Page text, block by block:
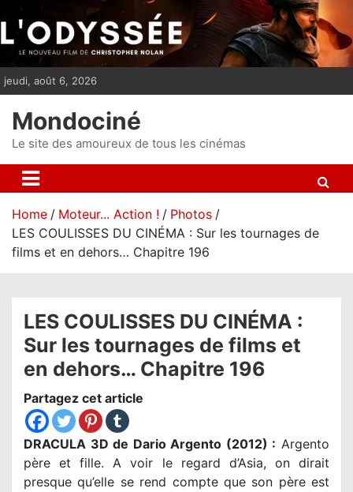
i
p
t
n
jeudi, août 6, 2026
Mondociné
Le site des amoureux de tous les cinémas
Home Moteur... Action !
Photos
LES COULISSES DU CINÉMA : Sur les tournages de
films et en dehors… Chapitre 196
LES COULISSES DU CINÉMA :
Sur les tournages de films et
en dehors… Chapitre 196
Partagez cet article
DRACULA 3D de Dario Argento (2012) : Argento
père et fille. A voir le regard d’Asia, on dirait
presque qu’elle se rend compte que son père est